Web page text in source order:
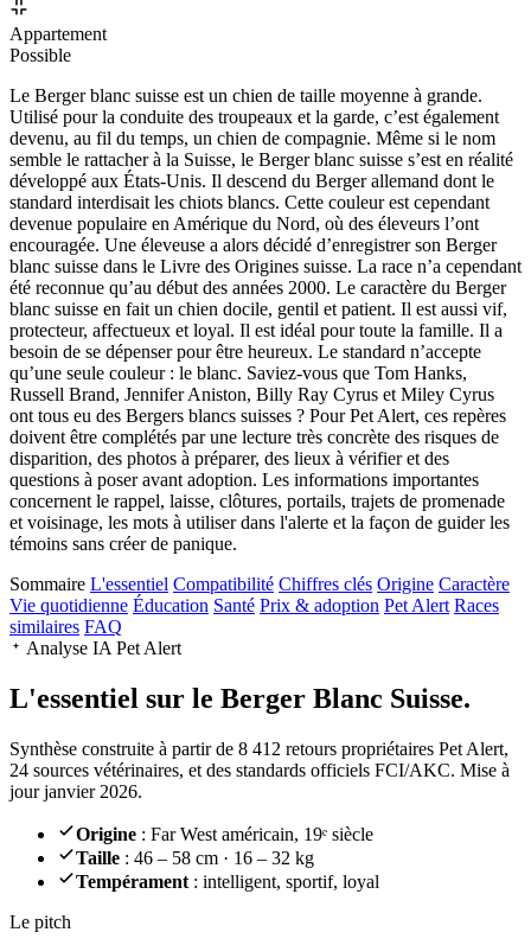
Appartement
Possible
Le Berger blanc suisse est un chien de taille moyenne à grande.
Utilisé pour la conduite des troupeaux et la garde, c’est également
devenu, au fil du temps, un chien de compagnie. Même si le nom
semble le rattacher à la Suisse, le Berger blanc suisse s’est en réalité
développé aux États-Unis. Il descend du Berger allemand dont le
standard interdisait les chiots blancs. Cette couleur est cependant
devenue populaire en Amérique du Nord, où des éleveurs l’ont
encouragée. Une éleveuse a alors décidé d’enregistrer son Berger
blanc suisse dans le Livre des Origines suisse. La race n’a cependant
été reconnue qu’au début des années 2000. Le caractère du Berger
blanc suisse en fait un chien docile, gentil et patient. Il est aussi vif,
protecteur, affectueux et loyal. Il est idéal pour toute la famille. Il a
besoin de se dépenser pour être heureux. Le standard n’accepte
qu’une seule couleur : le blanc. Saviez-vous que Tom Hanks,
Russell Brand, Jennifer Aniston, Billy Ray Cyrus et Miley Cyrus
ont tous eu des Bergers blancs suisses ? Pour Pet Alert, ces repères
doivent être complétés par une lecture très concrète des risques de
disparition, des photos à préparer, des lieux à vérifier et des
questions à poser avant adoption. Les informations importantes
concernent le rappel, laisse, clôtures, portails, trajets de promenade
et voisinage, les mots à utiliser dans l'alerte et la façon de guider les
témoins sans créer de panique.
Sommaire L'essentiel Compatibilité Chiffres clés Origine Caractère
Vie quotidienne Éducation Santé Prix & adoption Pet Alert Races
similaires FAQ
Analyse IA Pet Alert
L'essentiel sur le Berger Blanc Suisse.
Synthèse construite à partir de 8 412 retours propriétaires Pet Alert,
24 sources vétérinaires, et des standards officiels FCI/AKC. Mise à
jour janvier 2026.
Origine : Far West américain, 19ᵉ siècle
Taille : 46 – 58 cm · 16 – 32 kg
Tempérament : intelligent, sportif, loyal
Le pitch